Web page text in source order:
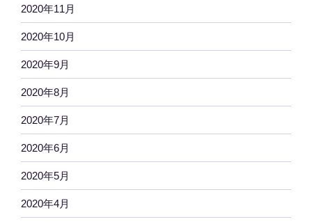
2020年11月
2020年10月
2020年9月
2020年8月
2020年7月
2020年6月
2020年5月
2020年4月